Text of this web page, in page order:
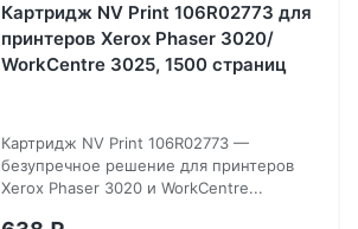
Картридж NV Print 106R02773 для
принтеров Xerox Phaser 3020/
WorkCentre 3025, 1500 страниц
Картридж NV Print 106R02773 —
безупречное решение для принтеров
Xerox Phaser 3020 и WorkCentre...